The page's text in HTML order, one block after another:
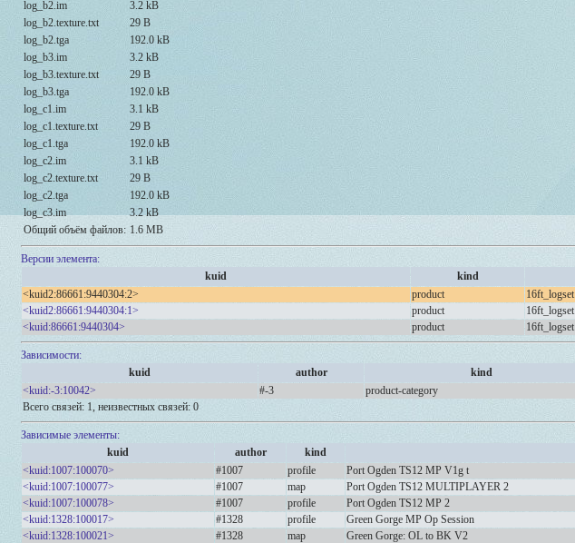
log_b2.im
3.2 kB
log_b2.texture.txt
29 B
log_b2.tga
192.0 kB
log_b3.im
3.2 kB
log_b3.texture.txt
29 B
log_b3.tga
192.0 kB
log_c1.im
3.1 kB
log_c1.texture.txt
29 B
log_c1.tga
192.0 kB
log_c2.im
3.1 kB
log_c2.texture.txt
29 B
log_c2.tga
192.0 kB
log_c3.im
3.2 kB
Общий объём файлов: 1.6 MB
Версии элемента:
kuid
kind
<kuid2:86661:9440304:2>
product 16ft_logset
<kuid2:86661:9440304:1>
product 16ft_logset
<kuid:86661:9440304>
product 16ft_logset
Зависимости:
kuid
author kind
<kuid:-3:10042>
#-3 product-category
Всего связей: 1, неизвестных связей: 0
Зависимые элементы:
kuid
author kind
<kuid:1007:100070>
#1007 profile Port Ogden TS12 MP V1g t
<kuid:1007:100077>
#1007 map Port Ogden TS12 MULTIPLAYER 2
<kuid:1007:100078>
#1007 profile Port Ogden TS12 MP 2
<kuid:1328:100017>
#1328 profile Green Gorge MP Op Session
<kuid:1328:100021>
#1328 map Green Gorge: OL to BK V2